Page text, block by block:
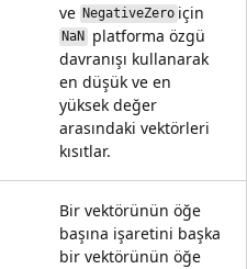
ve NegativeZero için
NaN platforma özgü
davranışı kullanarak
en düşük ve en
yüksek değer
arasındaki vektörleri
kısıtlar.
Bir vektörünün öğe
başına işaretini başka
bir vektörünün öğe